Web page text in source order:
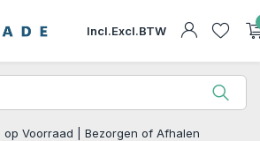
Incl.Excl.BTW
op Voorraad | Bezorgen of Afhalen